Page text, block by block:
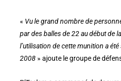
« Vu le grand nombre de
par des balles de 22 au début de
l’utilisation de cette munition a
2008 » ajoute le groupe de